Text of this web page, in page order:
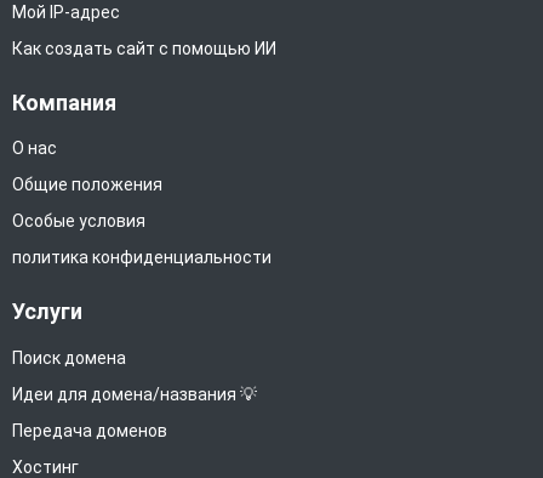
Мой IP-адрес
Как создать сайт с помощью ИИ
Компания
О нас
Общие положения
Особые условия
политика конфиденциальности
Услуги
Поиск домена
Идеи для домена/названия 💡
Передача доменов
Хостинг